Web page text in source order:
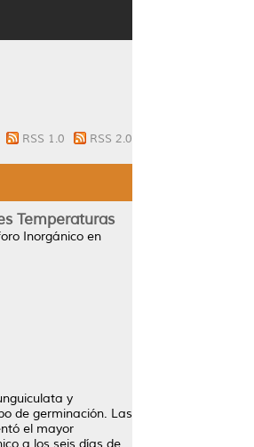
RSS 1.0 RSS 2.0
Temperaturas
Inorgánico en
y
de germinación. Las
el mayor
a los seis días de